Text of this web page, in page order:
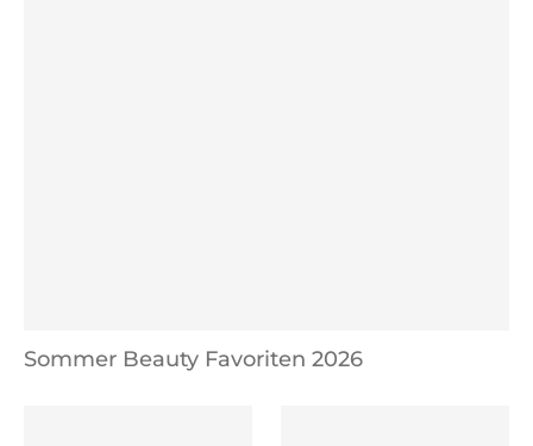
Sommer Beauty Favoriten 2026